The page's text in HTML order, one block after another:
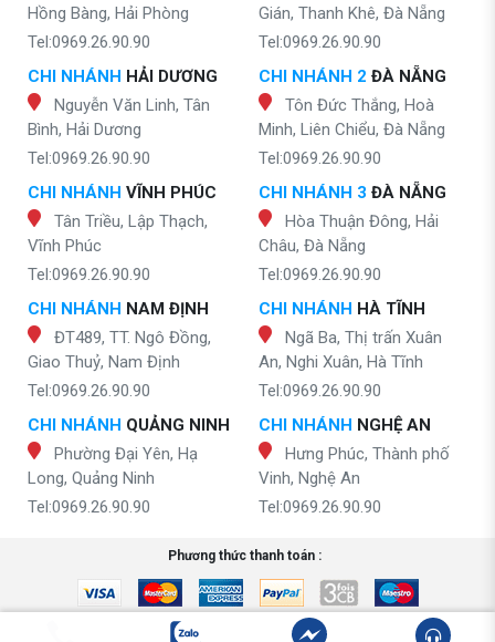
Hồng Bàng, Hải Phòng
Tel:0969.26.90.90
CHI NHÁNH HẢI DƯƠNG
Nguyễn Văn Linh, Tân
Bình, Hải Dương
Tel:0969.26.90.90
CHI NHÁNH VĨNH PHÚC
Tân Triều, Lập Thạch,
Vĩnh Phúc
Tel:0969.26.90.90
CHI NHÁNH NAM ĐỊNH
ĐT489, TT. Ngô Đồng,
Giao Thuỷ, Nam Định
Tel:0969.26.90.90
CHI NHÁNH QUẢNG NINH
Phường Đại Yên, Hạ
Long, Quảng Ninh
Tel:0969.26.90.90
Gián, Thanh Khê, Đà Nẵng
Tel:0969.26.90.90
CHI NHÁNH 2 ĐÀ NẴNG
Tôn Đức Thắng, Hoà
Minh, Liên Chiểu, Đà Nẵng
Tel:0969.26.90.90
CHI NHÁNH 3 ĐÀ NẴNG
Hòa Thuận Đông, Hải
Châu, Đà Nẵng
Tel:0969.26.90.90
CHI NHÁNH HÀ TĨNH
Ngã Ba, Thị trấn Xuân
An, Nghi Xuân, Hà Tĩnh
Tel:0969.26.90.90
CHI NHÁNH NGHỆ AN
Hưng Phúc, Thành phố
Vinh, Nghệ An
Tel:0969.26.90.90
Phương thức thanh toán :